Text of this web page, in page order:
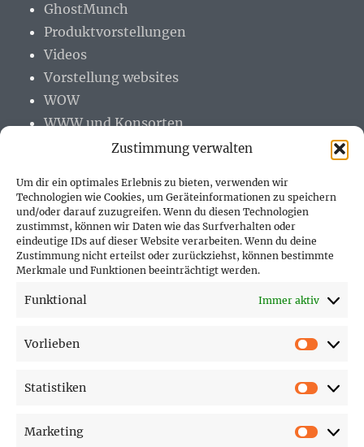
Zustimmung verwalten
Um dir ein optimales Erlebnis zu bieten, verwenden wir
Technologien wie Cookies, um Geräteinformationen zu speichern
und/oder darauf zuzugreifen. Wenn du diesen Technologien
zustimmst, können wir Daten wie das Surfverhalten oder
eindeutige IDs auf dieser Website verarbeiten. Wenn du deine
Zustimmung nicht erteilst oder zurückziehst, können bestimmte
Merkmale und Funktionen beeinträchtigt werden.
Funktional Immer aktiv
Vorlieben
Statistiken
Marketing
GhostMunch
Produktvorstellungen
Videos
Vorstellung websites
WOW
WWW und Konsorten
PARTNER (LINKS)
Hofer Technik GmbH
Sonne und Erde
SEITEN
Affiliate Disclosure